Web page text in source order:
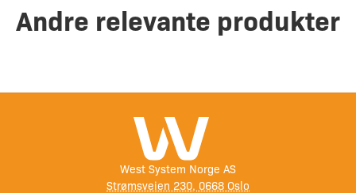
Andre relevante produkter
West System Norge AS
Strømsveien 230, 0668 Oslo